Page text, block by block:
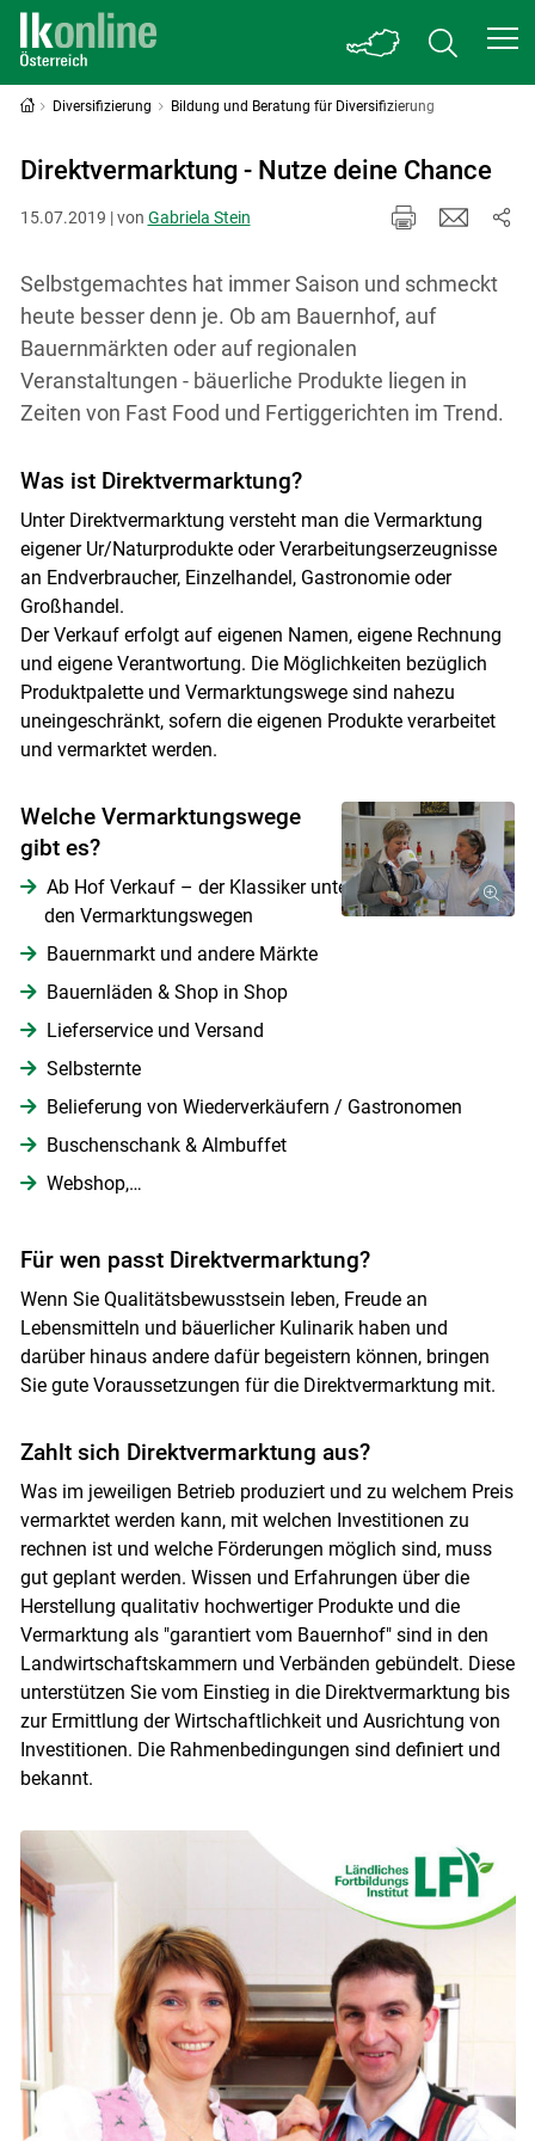
Skip to main content
Diversifizierung Bildung und Beratung für Diversifizierung
Direktvermarktung - Nutze deine Chance
15.07.2019 | von Gabriela Stein
Selbstgemachtes hat immer Saison und schmeckt
heute besser denn je. Ob am Bauernhof, auf
Bauernmärkten oder auf regionalen
Veranstaltungen - bäuerliche Produkte liegen in
Zeiten von Fast Food und Fertiggerichten im Trend.
Was ist Direktvermarktung?
Unter Direktvermarktung versteht man die Vermarktung
eigener Ur/Naturprodukte oder Verarbeitungserzeugnisse
an Endverbraucher, Einzelhandel, Gastronomie oder
Großhandel.
Der Verkauf erfolgt auf eigenen Namen, eigene Rechnung
und eigene Verantwortung. Die Möglichkeiten bezüglich
Produktpalette und Vermarktungswege sind nahezu
uneingeschränkt, sofern die eigenen Produkte verarbeitet
und vermarktet werden.
Welche Vermarktungswege
gibt es?
Ab Hof Verkauf – der Klassiker unter
den Vermarktungswegen
Bauernmarkt und andere Märkte
Bauernläden & Shop in Shop
Lieferservice und Versand
Selbsternte
Belieferung von Wiederverkäufern / Gastronomen
Buschenschank & Almbuffet
Webshop,…
Für wen passt Direktvermarktung?
Wenn Sie Qualitätsbewusstsein leben, Freude an
Lebensmitteln und bäuerlicher Kulinarik haben und
darüber hinaus andere dafür begeistern können, bringen
Sie gute Voraussetzungen für die Direktvermarktung mit.
Zahlt sich Direktvermarktung aus?
Was im jeweiligen Betrieb produziert und zu welchem Preis
vermarktet werden kann, mit welchen Investitionen zu
rechnen ist und welche Förderungen möglich sind, muss
gut geplant werden. Wissen und Erfahrungen über die
Herstellung qualitativ hochwertiger Produkte und die
Vermarktung als "garantiert vom Bauernhof" sind in den
Landwirtschaftskammern und Verbänden gebündelt. Diese
unterstützen Sie vom Einstieg in die Direktvermarktung bis
zur Ermittlung der Wirtschaftlichkeit und Ausrichtung von
Investitionen. Die Rahmenbedingungen sind definiert und
bekannt.